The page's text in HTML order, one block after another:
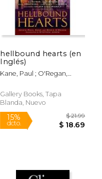
hellbound hearts (en
Inglés)
Kane, Paul ; O'Regan,
Gallery Books, Tapa
Blanda, Nuevo